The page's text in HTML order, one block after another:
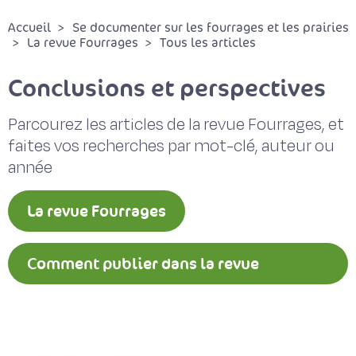
Accueil
Se documenter sur les fourrages et les prairies
La revue Fourrages
Tous les articles
Conclusions et perspectives
Parcourez les articles de la revue Fourrages, et
faites vos recherches par mot-clé, auteur ou
année
La revue Fourrages
Comment publier dans la revue